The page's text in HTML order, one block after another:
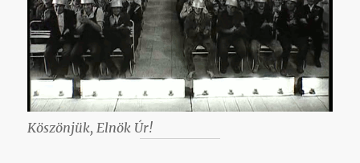
Köszönjük, Elnök Úr!